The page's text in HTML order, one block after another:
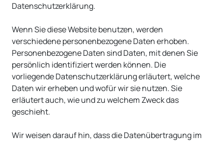
Datenschutzerklärung.
Wenn Sie diese Website benutzen, werden
verschiedene personenbezogene Daten erhoben.
Personenbezogene Daten sind Daten, mit denen Sie
persönlich identifiziert werden können. Die
vorliegende Datenschutzerklärung erläutert, welche
Daten wir erheben und wofür wir sie nutzen. Sie
erläutert auch, wie und zu welchem Zweck das
geschieht.
Wir weisen darauf hin, dass die Datenübertragung im